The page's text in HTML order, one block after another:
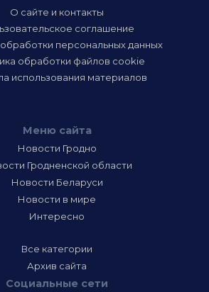
О сайте и контакты
соглашение
персональных данных
обработки файлов cookie
использования материалов
Меню сайта
Новости Гродно
Гродненской области
Новости Беларуси
Новости в мире
Интересно
Все категории
Архив сайта
Социальные сети